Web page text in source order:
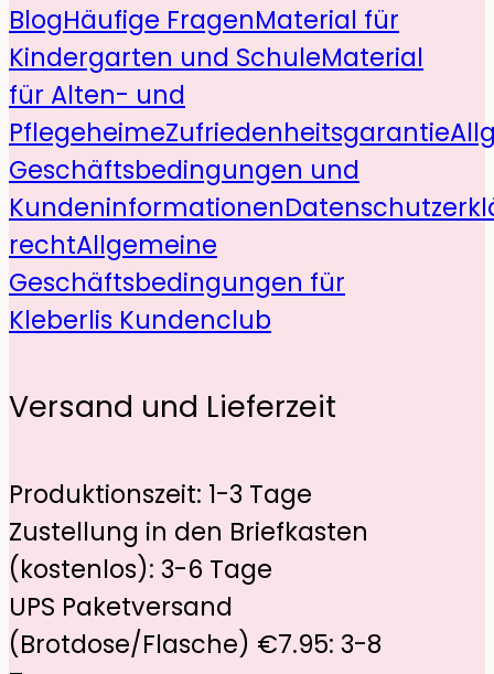
BlogHäufige FragenMaterial für
Kindergarten und SchuleMaterial
für Alten- und
PflegeheimeZufriedenheitsgarantie
Geschäftsbedingungen und
Kundeninformationen
rechtAllgemeine
Geschäftsbedingungen für
Kleberlis Kundenclub
Versand und Lieferzeit
Produktionszeit: 1-3 Tage
Zustellung in den Briefkasten
(kostenlos): 3-6 Tage
UPS Paketversand
(Brotdose/Flasche) €7.95: 3-8